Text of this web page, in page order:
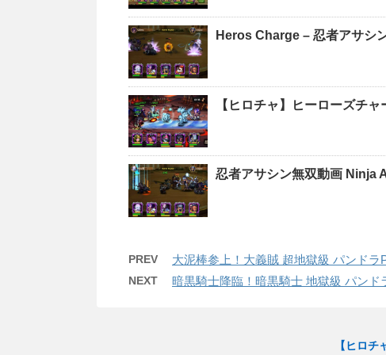
Heros Charge – 忍者アサシ
【ヒロチャ】ヒーローズチ
忍者アサシン無双動画 Ninja
PREV 大泥棒参上！大義賊 超地獄級 パンドラ
NEXT 暗黒騎士降臨！暗黒騎士 地獄級 パンド
【ヒロ